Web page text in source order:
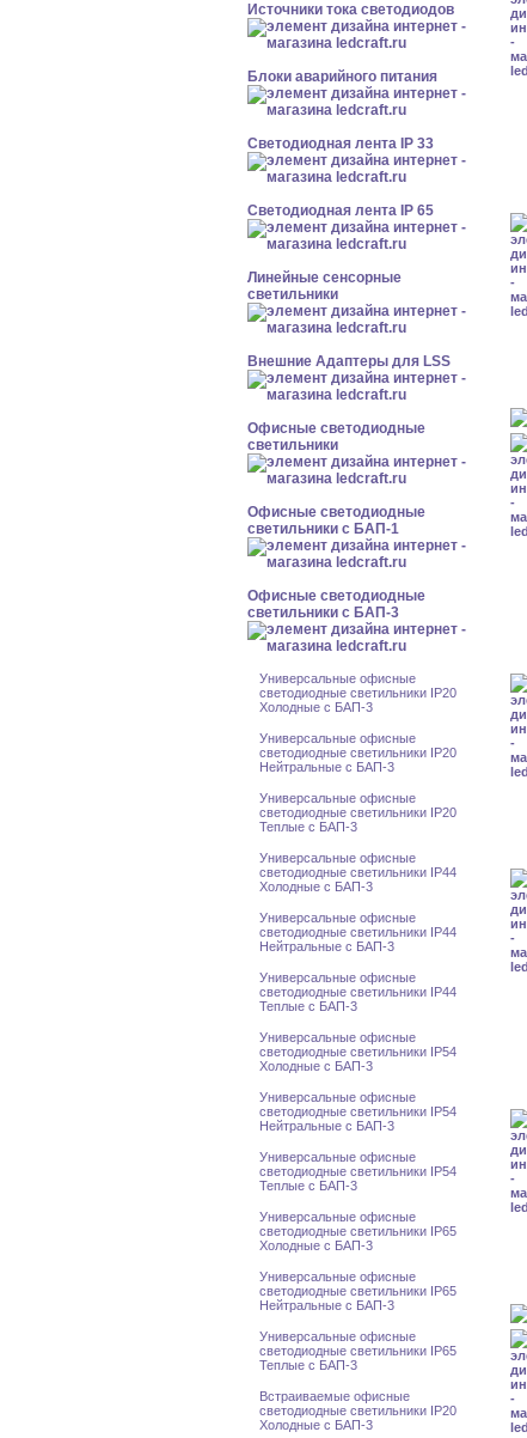
Источники тока светодиодов
Блоки аварийного питания
Светодиодная лента IP 33
Светодиодная лента IP 65
Линейные сенсорные
светильники
Внешние Адаптеры для LSS
Офисные светодиодные
светильники
Офисные светодиодные
светильники с БАП-1
Офисные светодиодные
светильники с БАП-3
Универсальные офисные
светодиодные светильники IP20
Холодные с БАП-3
Универсальные офисные
светодиодные светильники IP20
Нейтральные с БАП-3
Универсальные офисные
светодиодные светильники IP20
Теплые с БАП-3
Универсальные офисные
светодиодные светильники IP44
Холодные с БАП-3
Универсальные офисные
светодиодные светильники IP44
Нейтральные с БАП-3
Универсальные офисные
светодиодные светильники IP44
Теплые с БАП-3
Универсальные офисные
светодиодные светильники IP54
Холодные с БАП-3
Универсальные офисные
светодиодные светильники IP54
Нейтральные с БАП-3
Универсальные офисные
светодиодные светильники IP54
Теплые с БАП-3
Универсальные офисные
светодиодные светильники IP65
Холодные с БАП-3
Универсальные офисные
светодиодные светильники IP65
Нейтральные с БАП-3
Универсальные офисные
светодиодные светильники IP65
Теплые с БАП-3
Встраиваемые офисные
светодиодные светильники IP20
Холодные с БАП-3